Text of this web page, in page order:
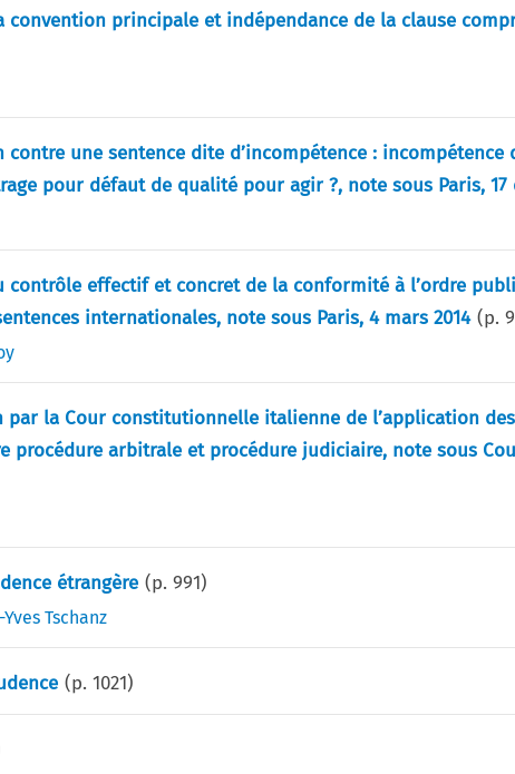
convention principale et indépendance de la clause
contre une sentence dite d’incompétence :
pour défaut de qualité pour agir ?, note sous Paris, 17
contrôle effectif et concret de la conformité à l’ordre
internationales, note sous Paris, 4 mars 2014 (p.
par la Cour constitutionnelle italienne de l’application
procédure arbitrale et procédure judiciaire, note sous
étrangère (p.991)
Tschanz
(p.1021)